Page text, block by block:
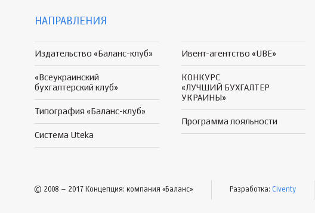
НАПРАВЛЕНИЯ
Издательство «Баланс-клуб»
«Всеукраинский
бухгалтерский клуб»
Типография «Баланс-клуб»
Система Uteka
Ивент-агентство «UBE»
КОНКУРС
«ЛУЧШИЙ БУХГАЛТЕР
УКРАИНЫ»
Программа лояльности
© 2008 – 2017 Концепция: компания «Баланс» Разработка: Civenty